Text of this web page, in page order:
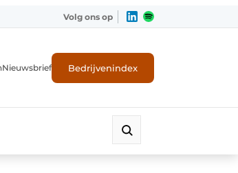
Volg ons op
Nieuwsbrief Bedrijvenindex